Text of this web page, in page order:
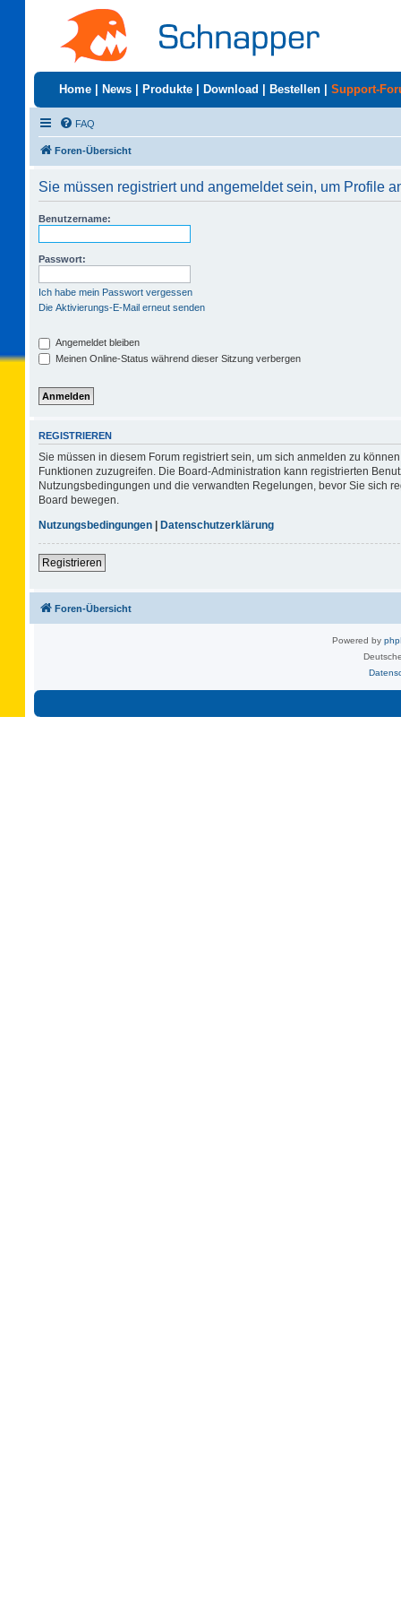
Home News Produkte Download Bestellen Support-
FAQ
Foren-Übersicht
Sie müssen registriert und angemeldet sein, um Profile
Benutzername:
Passwort:
Ich habe mein Passwort vergessen
Die Aktivierungs-E-Mail erneut senden
Angemeldet bleiben
Meinen Online-Status während dieser Sitzung verbergen
REGISTRIEREN
Sie müssen in diesem Forum registriert sein, um sich anmelden zu
Funktionen zuzugreifen. Die Board-Administration kann registrierten
Nutzungsbedingungen und die verwandten Regelungen, bevor Sie sich
Board bewegen.
Nutzungsbedingungen | Datenschutzerklärung
Registrieren
Foren-Übersicht
Powered by